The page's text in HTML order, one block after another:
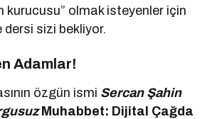
kurucusu” olmak isteyenler için
dersi sizi bekliyor.
Adamlar!
özgün ismi Sercan Şahin
Muhabbet: Dijital Çağda